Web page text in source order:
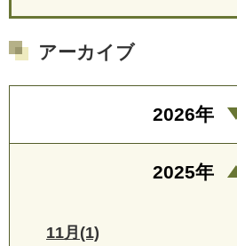
アーカイブ
2026年
2025年
11月(1)